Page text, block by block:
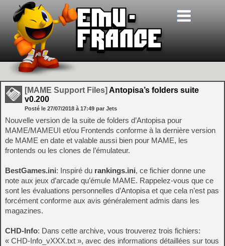
[MAME Support Files] Antopisa’s folders suite
v0.200
Posté le 27/07/2018 à 17:49 par Jets
Nouvelle version de la suite de folders d’Antopisa pour
MAME/MAMEUI et/ou Frontends conforme à la dernière version
de MAME en date et valable aussi bien pour MAME, les
frontends ou les clones de l’émulateur.
BestGames.ini: Inspiré du rankings.ini, ce fichier donne une
note aux jeux d’arcade qu’émule MAME. Rappelez-vous que ce
sont les évaluations personnelles d’Antopisa et que cela n’est pas
forcément conforme aux avis généralement admis dans les
magazines.
CHD-Info: Dans cette archive, vous trouverez trois fichiers:
« CHD-Info_vXXX.txt », avec des informations détaillées sur tous